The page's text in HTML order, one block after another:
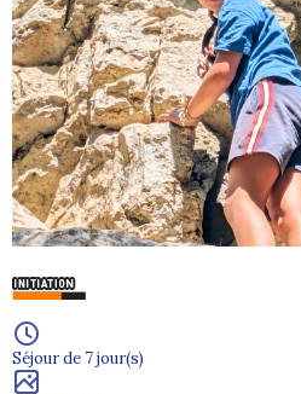
Séjour de 7 jour(s)